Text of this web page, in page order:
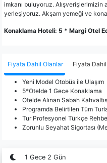
imkanı buluyoruz. Alışverişlerimizin
yerleşiyoruz. Akşam yemeği ve
Konaklama Hoteli: 5 * Margi Otel
Fiyata Dahil Olanlar Fiyata
Yeni Model Otobüs ile Ulaşım
5*Otelde 1 Gece Konaklama
Otelde Alınan Sabah
Programda Belirtilen Tüm
Tur Profesyonel Türkçe
Zorunlu Seyahat Sigortası
1 Gece 2 Gün